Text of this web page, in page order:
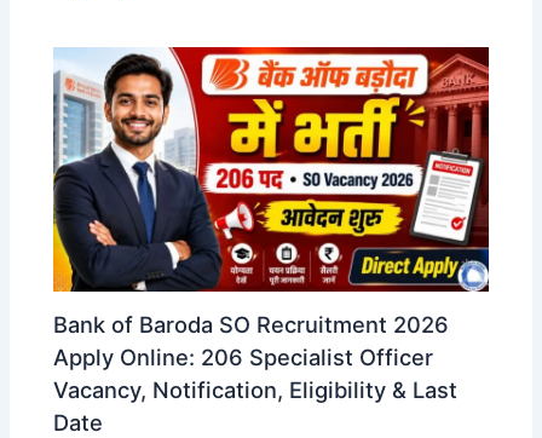
Bank of Baroda SO Recruitment 2026
Apply Online: 206 Specialist Officer
Vacancy, Notification, Eligibility & Last
Date